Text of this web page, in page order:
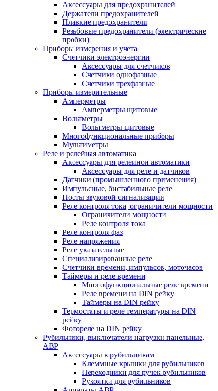
Аксессуары для предохранителей
Держатели предохранителей
Плавкие предохранители
Резьбовые предохранители (электрические
пробки)
Приборы измерения и учета
Счетчики электроэнергии
Аксессуары для счетчиков
Счетчики однофазные
Счетчики трехфазные
Приборы измерительные
Амперметры
Амперметры щитовые
Вольтметры
Вольтметры щитовые
Многофункциональные приборы
Мультиметры
Реле и релейная автоматика
Аксессуары для релейной автоматики
Аксессуары для реле и датчиков
Датчики (промышленного применения)
Импульсные, бистабильные реле
Посты звуковой сигнализации
Реле контроля тока, ограничители мощности
Ограничители мощности
Реле контроля тока
Реле контроля фаз
Реле напряжения
Реле указательные
Специализированные реле
Счетчики времени, импульсов, моточасов
Таймеры и реле времени
Многофункциональные реле времени
Реле времени на DIN рейку
Таймеры на DIN рейку
Термостаты и реле температуры на DIN
рейку
Фотореле на DIN рейку
Рубильники, выключатели нагрузки панельные,
АВР
Аксессуары к рубильникам
Клеммные крышки для рубильников
Переходники для ручек рубильников
Рукоятки для рубильников